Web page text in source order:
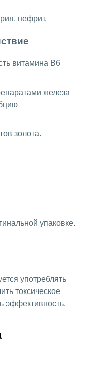
нефрит.
витамина В6
железа
золота.
упаковке.
употреблять
токсическое
эффективность.